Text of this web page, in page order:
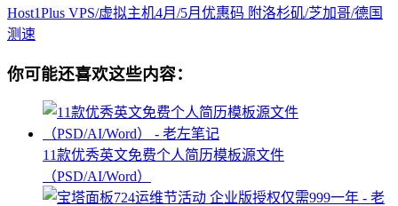
Host1Plus VPS/虚拟主机4月/5月优惠码 附洛杉矶/芝加哥/德国
测速
你可能还喜欢这些内容：
11款优秀英文免费个人简历模板源文件
（PSD/AI/Word）